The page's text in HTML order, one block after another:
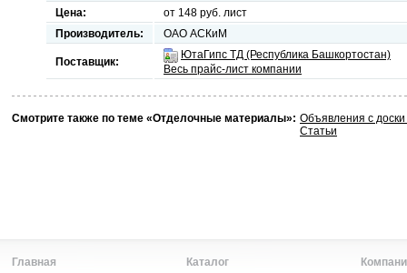
Цена:
от 148 руб. лист
Производитель:
ОАО АСКиМ
Поставщик:
ЮтаГипс ТД (Республика Башкортостан)
Весь прайс-лист компании
Смотрите также по теме «Отделочные материалы»: Объявления с
Статьи
Главная
Каталог